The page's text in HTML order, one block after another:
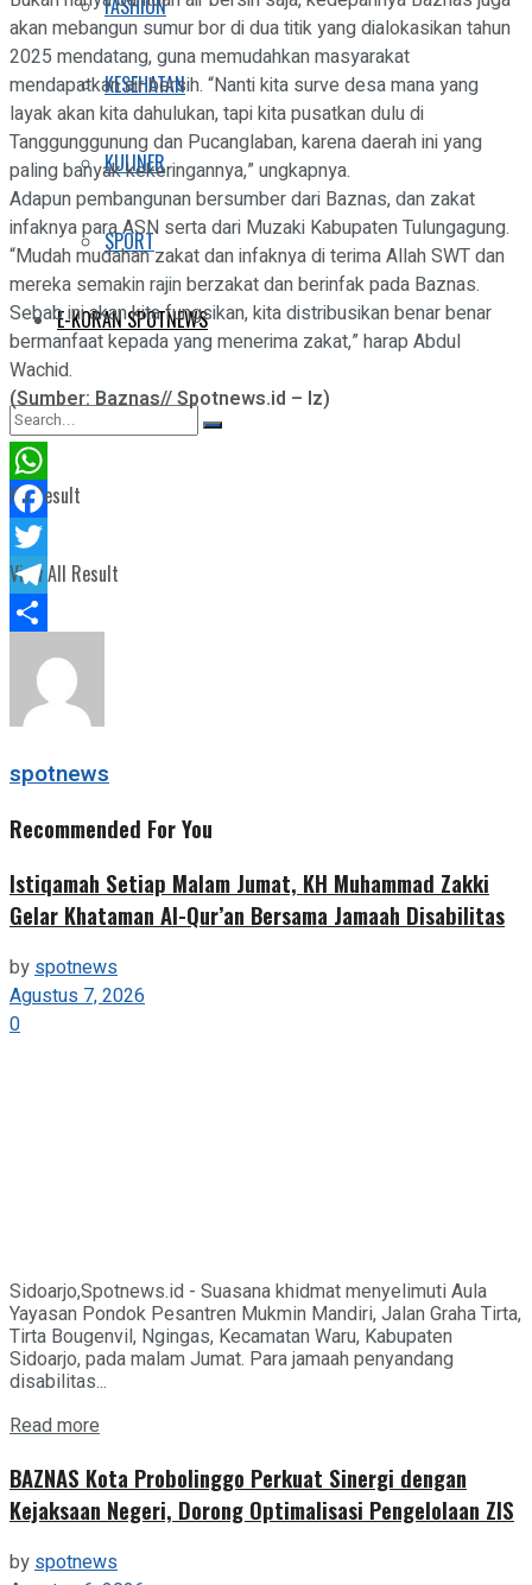
FASHION
KESEHATAN
KULINER
SPORT
E-KORAN SPOTNEWS
No Result
View All Result
akan mebangun sumur bor di dua titik yang dialokasikan tahun
2025 mendatang, guna memudahkan masyarakat
mendapatkan air bersih. “Nanti kita surve desa mana yang
layak akan kita dahulukan, tapi kita pusatkan dulu di
Tanggunggunung dan Pucanglaban, karena daerah ini yang
paling banyak kekeringannya,” ungkapnya.
Adapun pembangunan bersumber dari Baznas, dan zakat
infaknya para ASN serta dari Muzaki Kabupaten Tulungagung.
“Mudah mudahan zakat dan infaknya di terima Allah SWT dan
mereka semakin rajin berzakat dan berinfak pada Baznas.
Sebab ini akan kita fungsikan, kita distribusikan benar benar
bermanfaat kepada yang menerima zakat,” harap Abdul
Wachid.
(Sumber: Baznas// Spotnews.id – Iz)
WhatsApp
Facebook
Twitter
Telegram
Share
spotnews
Recommended For You
Istiqamah Setiap Malam Jumat, KH Muhammad Zakki
Gelar Khataman Al-Qur’an Bersama Jamaah Disabilitas
by spotnews
Agustus 7, 2026
0
Sidoarjo,Spotnews.id - Suasana khidmat menyelimuti Aula
Yayasan Pondok Pesantren Mukmin Mandiri, Jalan Graha Tirta,
Tirta Bougenvil, Ngingas, Kecamatan Waru, Kabupaten
Sidoarjo, pada malam Jumat. Para jamaah penyandang
disabilitas...
Read more
BAZNAS Kota Probolinggo Perkuat Sinergi dengan
Kejaksaan Negeri, Dorong Optimalisasi Pengelolaan ZIS
byspotnews